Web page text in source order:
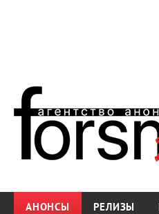
АНОНСЫ РЕЛИЗЫ